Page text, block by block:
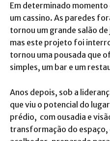
Em determinado
um cassino. As paredes
tornou um grande salão
mas este projeto foi
tornou uma pousada que
simples, um bar e um
Anos depois, sob a
que viu o potencial do
prédio, com ousadia e
transformação do espaço,